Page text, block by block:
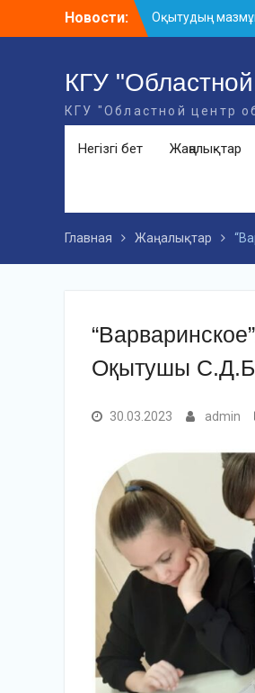
Новости:
Оқытудың
және
«ҮЗДІК
БАЙҚАУЫ
«Мемлекеттік
КГУ
КГУ "Областной центр
Негізгі бет Жаңалықтар
Главная Жаңалықтар
Оқытушы
30.03.2023 admin